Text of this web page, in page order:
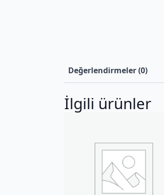
Değerlendirmeler (0)
İlgili ürünler